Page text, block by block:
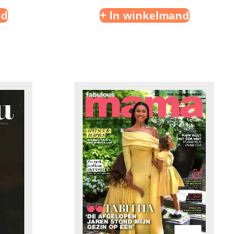
+ In winkelmand